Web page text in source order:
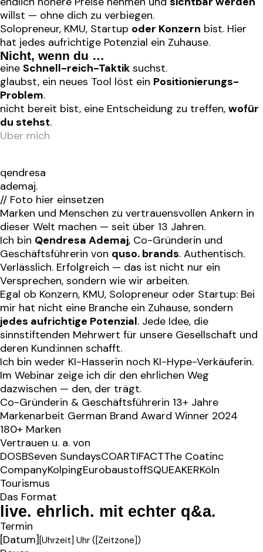
willst — ohne dich zu verbiegen.
Solopreneur, KMU, Startup oder Konzern bist. Hier
hat jedes aufrichtige Potenzial ein Zuhause.
Nicht, wenn du …
eine Schnell-reich-Taktik suchst.
glaubst, ein neues Tool löst ein Positionierungs-
Problem.
nicht bereit bist, eine Entscheidung zu treffen, wofür
du stehst.
Über mich
qendresa
ademaj.
// Foto hier einsetzen
Marken und Menschen zu vertrauensvollen Ankern in
dieser Welt machen — seit über 13 Jahren.
Ich bin Qendresa Ademaj, Co-Gründerin und
Geschäftsführerin von quso. brands. Authentisch.
Verlässlich. Erfolgreich — das ist nicht nur ein
Versprechen, sondern wie wir arbeiten.
Egal ob Konzern, KMU, Solopreneur oder Startup: Bei
mir hat nicht eine Branche ein Zuhause, sondern
jedes aufrichtige Potenzial. Jede Idee, die
sinnstiftenden Mehrwert für unsere Gesellschaft und
deren Kund:innen schafft.
Ich bin weder KI-Hasserin noch KI-Hype-Verkäuferin.
Im Webinar zeige ich dir den ehrlichen Weg
dazwischen — den, der trägt.
Co-Gründerin & Geschäftsführerin 13+ Jahre
Markenarbeit German Brand Award Winner 2024
180+ Marken
Vertrauen u. a. von
DOSBSeven SundaysCOARTIFACTThe Coatinc
CompanyKolpingEurobaustoffSQUEAKERKöln
Tourismus
Das Format
live. ehrlich. mit echter q&a.
Termin
[Datum] [Uhrzeit] Uhr ([Zeitzone])